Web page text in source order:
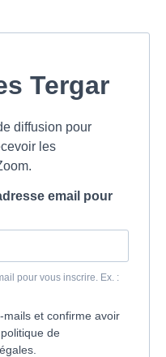
Tergar
diffusion pour
les
email pour
pour vous inscrire. Ex. :
et confirme avoir
de